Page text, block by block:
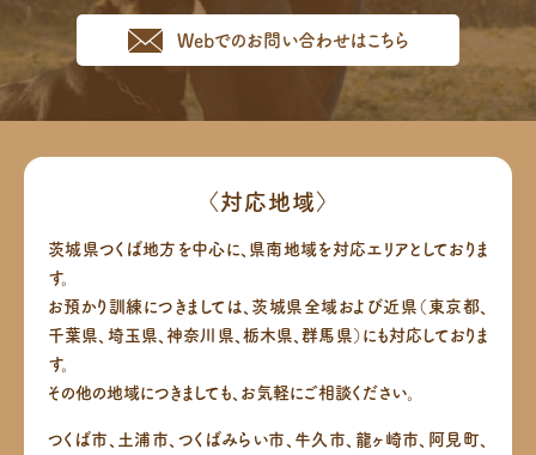
Webでのお問い合わせはこちら
〈対応地域〉
茨城県つくば地方を中心に、県南地域を対応エリアとしておりま
す。
お預かり訓練につきましては、茨城県全域および近県（東京都、
千葉県、埼玉県、神奈川県、栃木県、群馬県）にも対応しておりま
す。
その他の地域につきましても、お気軽にご相談ください。
つくば市、土浦市、つくばみらい市、牛久市、龍ヶ崎市、阿見町、